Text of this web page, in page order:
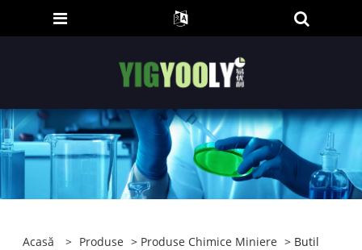
Acasă > Produse > Produse Chimice Miniere > Butil